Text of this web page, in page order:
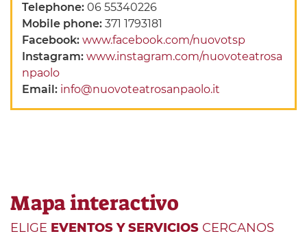
Telephone:06 55340226
Mobile phone:371 1793181
Facebook:www.facebook.com/nuovotsp
Instagram:www.instagram.com/nuovoteatrosa
npaolo
Email: info@nuovoteatrosanpaolo.it
Mapa interactivo
ELIGE EVENTOS Y SERVICIOS CERCANOS